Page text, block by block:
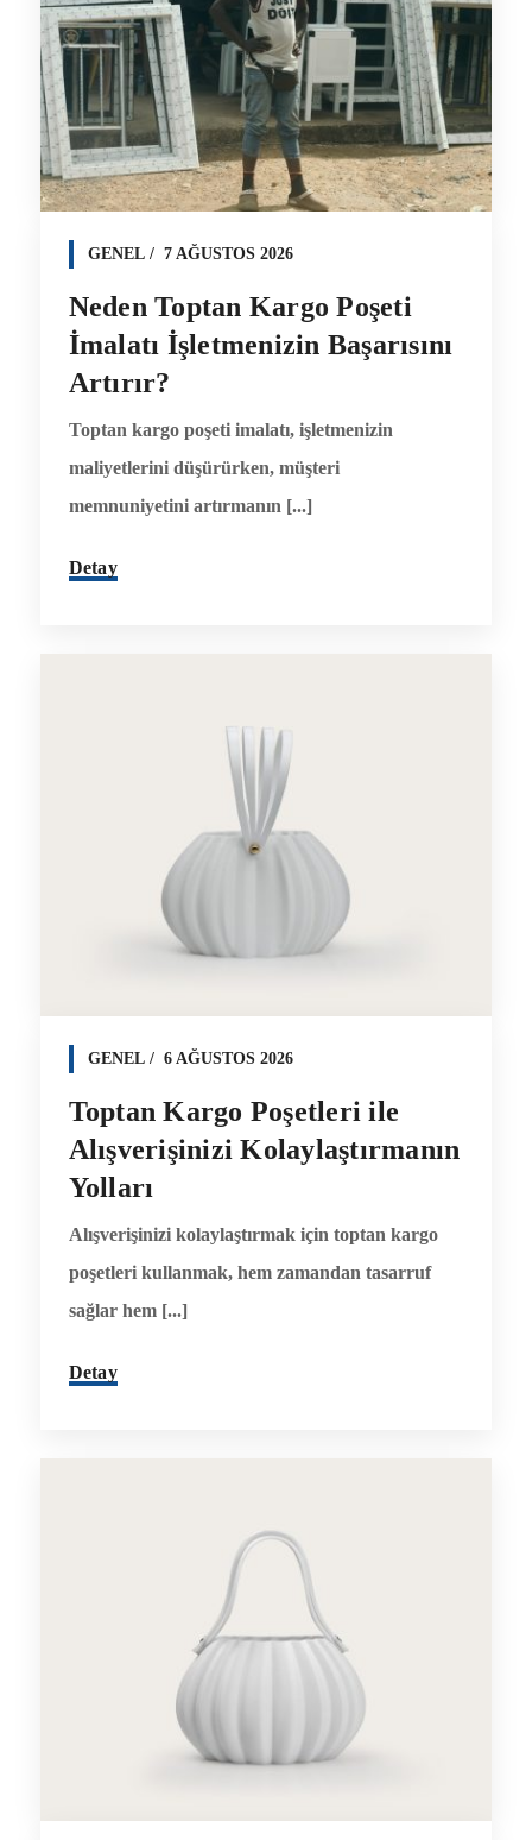
GENEL 7 AĞUSTOS 2026
Neden Toptan Kargo Poşeti
İmalatı İşletmenizin Başarısını
Artırır?
Toptan kargo poşeti imalatı, işletmenizin
maliyetlerini düşürürken, müşteri
memnuniyetini artırmanın [...]
Detay
GENEL 6 AĞUSTOS 2026
Toptan Kargo Poşetleri ile
Alışverişinizi Kolaylaştırmanın
Yolları
Alışverişinizi kolaylaştırmak için toptan kargo
poşetleri kullanmak, hem zamandan tasarruf
sağlar hem [...]
Detay